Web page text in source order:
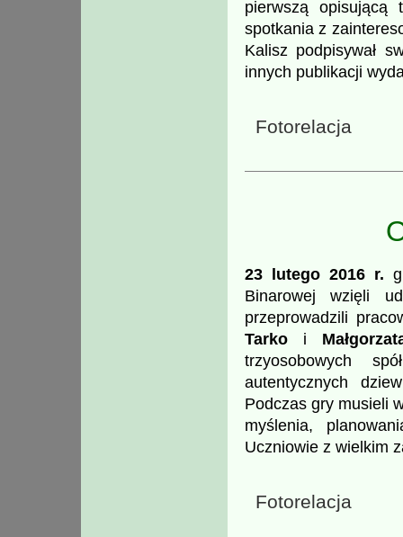
pierwszą opisującą
spotkania z
Kalisz podpisywał
innych publikacji
Fotorelacja
23 lutego 2016 r.
Binarowej wzięli
przeprowadzili
Tarkoi
trzyosobowych
autentycznych
Podczas gry musieli
myślenia,
Uczniowie z wielkim
Fotorelacja